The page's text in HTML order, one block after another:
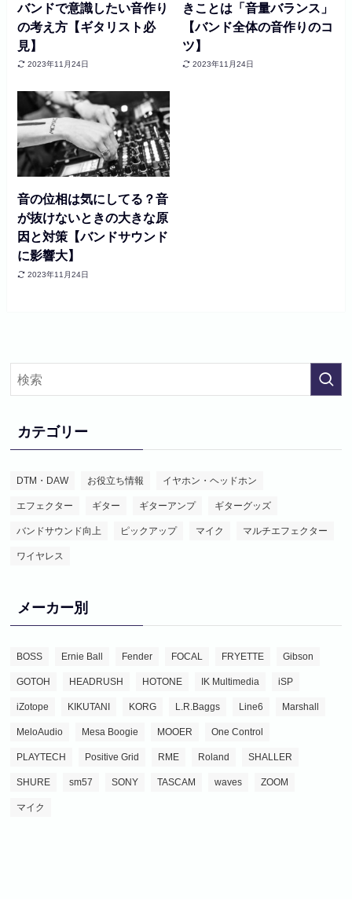
バンドで意識したい音作り
の考え方【ギタリスト必
見】
2023年11月24日
きことは「音量バランス」
【バンド全体の音作りのコ
ツ】
2023年11月24日
音の位相は気にしてる？音
が抜けないときの大きな原
因と対策【バンドサウンド
に影響大】
2023年11月24日
カテゴリー
DTM・DAW お役立ち情報 イヤホン・ヘッドホン
エフェクター ギター ギターアンプ ギターグッズ
バンドサウンド向上 ピックアップ マイク マルチエフェクター
ワイヤレス
メーカー別
BOSS Ernie Ball Fender FOCAL FRYETTE Gibson
GOTOH HEADRUSH HOTONE IK Multimedia iSP
iZotope KIKUTANI KORG L.R.Baggs Line6 Marshall
MeloAudio Mesa Boogie MOOER One Control
PLAYTECH Positive Grid RME Roland SHALLER
SHURE sm57 SONY TASCAM waves ZOOM
マイク